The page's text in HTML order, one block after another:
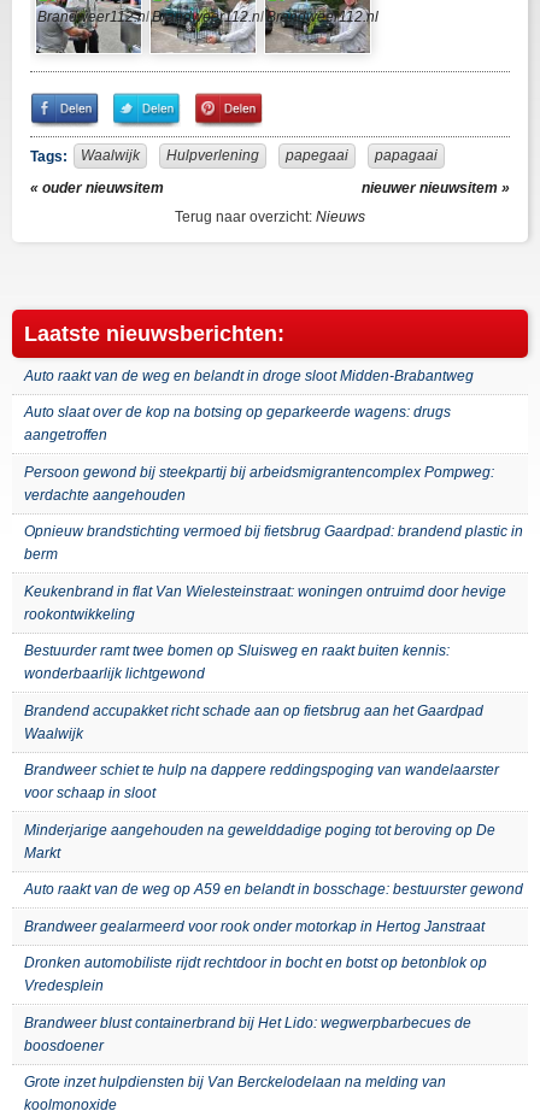
Share
on
Facebook
Share
on
Twitter
Pin
It!
Tags: Waalwijk Hulpverlening papegaai
papagaai
« ouder nieuwsitem
nieuwer nieuwsitem »
Terug naar overzicht: Nieuws
Laatste nieuwsberichten:
Auto raakt van de weg en belandt in droge sloot Midden-Brabantweg
Auto slaat over de kop na botsing op geparkeerde wagens: drugs
aangetroffen
Persoon gewond bij steekpartij bij arbeidsmigrantencomplex Pompweg:
verdachte aangehouden
Opnieuw brandstichting vermoed bij fietsbrug Gaardpad: brandend plastic in
berm
Keukenbrand in flat Van Wielesteinstraat: woningen ontruimd door hevige
rookontwikkeling
Bestuurder ramt twee bomen op Sluisweg en raakt buiten kennis:
wonderbaarlijk lichtgewond
Brandend accupakket richt schade aan op fietsbrug aan het Gaardpad
Waalwijk
Brandweer schiet te hulp na dappere reddingspoging van wandelaarster
voor schaap in sloot
Minderjarige aangehouden na gewelddadige poging tot beroving op De
Markt
Auto raakt van de weg op A59 en belandt in bosschage: bestuurster gewond
Brandweer gealarmeerd voor rook onder motorkap in Hertog Janstraat
Dronken automobiliste rijdt rechtdoor in bocht en botst op betonblok op
Vredesplein
Brandweer blust containerbrand bij Het Lido: wegwerpbarbecues de
boosdoener
Grote inzet hulpdiensten bij Van Berckelodelaan na melding van
koolmonoxide